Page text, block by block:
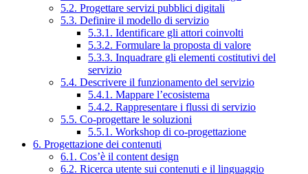
5.2. Progettare servizi pubblici digitali
5.3. Definire il modello di servizio
5.3.1. Identificare gli attori coinvolti
5.3.2. Formulare la proposta di valore
5.3.3. Inquadrare gli elementi costitutivi del
servizio
5.4. Descrivere il funzionamento del servizio
5.4.1. Mappare l’ecosistema
5.4.2. Rappresentare i flussi di servizio
5.5. Co-progettare le soluzioni
5.5.1. Workshop di co-progettazione
6. Progettazione dei contenuti
6.1. Cos’è il content design
6.2. Ricerca utente sui contenuti e il linguaggio